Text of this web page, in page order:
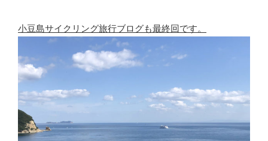
小豆島サイクリング旅行ブログも最終回です。